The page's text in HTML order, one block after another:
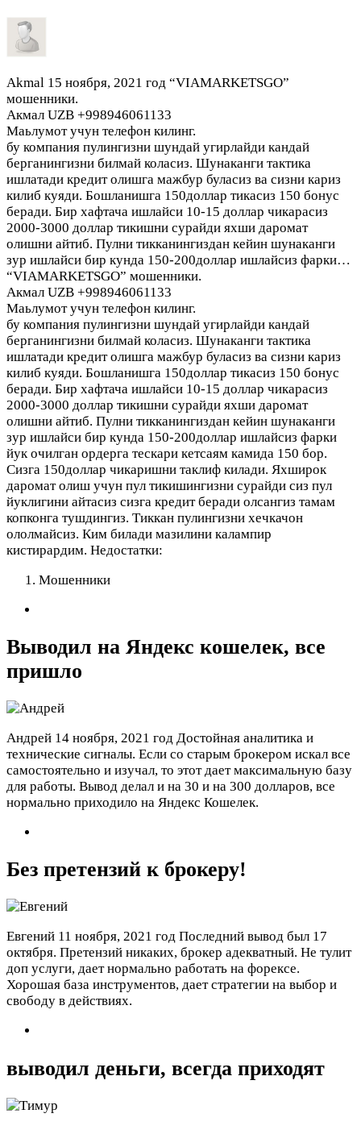
Akmal 15 ноября, 2021 год “VIAMARKETSGO”
мошенники.
Акмал UZB +998946061133
Маьлумот учун телефон килинг.
бу компания пулингизни шундай угирлайди кандай
берганингизни билмай коласиз. Шунаканги тактика
ишлатади кредит олишга мажбур буласиз ва сизни кариз
килиб куяди. Бошланишга 150доллар тикасиз 150 бонус
беради. Бир хафтача ишлайси 10-15 доллар чикарасиз
2000-3000 доллар тикишни сурайди яхши даромат
олишни айтиб. Пулни тикканингиздан кейин шунаканги
зур ишлайси бир кунда 150-200доллар ишлайсиз фарки…
“VIAMARKETSGO” мошенники.
Акмал UZB +998946061133
Маьлумот учун телефон килинг.
бу компания пулингизни шундай угирлайди кандай
берганингизни билмай коласиз. Шунаканги тактика
ишлатади кредит олишга мажбур буласиз ва сизни кариз
килиб куяди. Бошланишга 150доллар тикасиз 150 бонус
беради. Бир хафтача ишлайси 10-15 доллар чикарасиз
2000-3000 доллар тикишни сурайди яхши даромат
олишни айтиб. Пулни тикканингиздан кейин шунаканги
зур ишлайси бир кунда 150-200доллар ишлайсиз фарки
йук очилган ордерга тескари кетсаям камида 150 бор.
Сизга 150доллар чикаришни таклиф килади. Яхширок
даромат олиш учун пул тикишингизни сурайди сиз пул
йуклигини айтасиз сизга кредит беради олсангиз тамам
копконга тушдингиз. Тиккан пулингизни хечкачон
ололмайсиз. Ким билади мазилини калампир
кистирардим. Недостатки:
Мошенники
Выводил на Яндекс кошелек, все
пришло
Андрей 14 ноября, 2021 год Достойная аналитика и
технические сигналы. Если со старым брокером искал все
самостоятельно и изучал, то этот дает максимальную базу
для работы. Вывод делал и на 30 и на 300 долларов, все
нормально приходило на Яндекс Кошелек.
Без претензий к брокеру!
Евгений 11 ноября, 2021 год Последний вывод был 17
октября. Претензий никаких, брокер адекватный. Не тулит
доп услуги, дает нормально работать на форексе.
Хорошая база инструментов, дает стратегии на выбор и
свободу в действиях.
выводил деньги, всегда приходят